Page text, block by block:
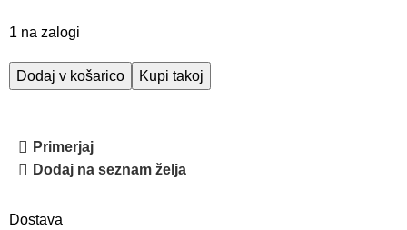
1 na zalogi
Dodaj v košarico Kupi takoj
Primerjaj
Dodaj na seznam želja
Dostava